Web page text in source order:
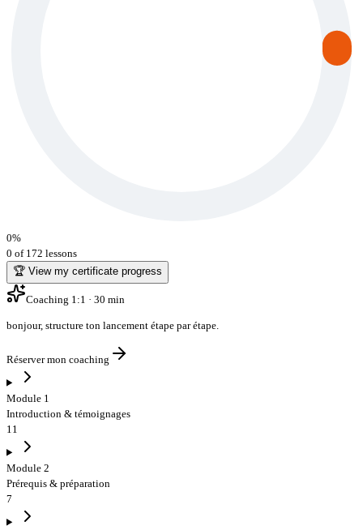
0%
0 of 172 lessons
🏆 View my certificate progress
Coaching 1:1 · 30 min
bonjour, structure ton lancement étape par étape
Réserver mon coaching
Module 1
Introduction & témoignages
11
Module 2
Prérequis & préparation
7